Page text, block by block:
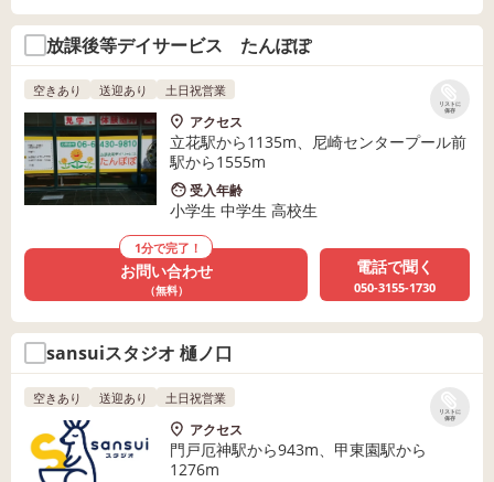
放課後等デイサービス たんぽぽ
リストに
保存
空きあり 送迎あり 土日祝営業
アクセス
立花駅から1135m、尼崎センタープール前
駅から1555m
受入年齢
小学生 中学生 高校生
1分で完了！
お問い合わせ
（無料）
電話で聞く
050-3155-1730
sansuiスタジオ 樋ノ口
リストに
保存
空きあり 送迎あり 土日祝営業
アクセス
門戸厄神駅から943m、甲東園駅から
1276m